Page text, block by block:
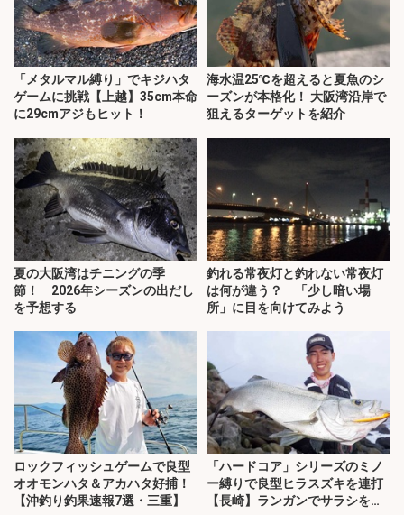
「メタルマル縛り」でキジハタ
ゲームに挑戦【上越】35cm本命
に29cmアジもヒット！
海水温25℃を超えると夏魚のシ
ーズンが本格化！ 大阪湾沿岸で
狙えるターゲットを紹介
夏の大阪湾はチニングの季
節！ 2026年シーズンの出だし
を予想する
釣れる常夜灯と釣れない常夜灯
は何が違う？ 「少し暗い場
所」に目を向けてみよう
ロックフィッシュゲームで良型
オオモンハタ＆アカハタ好捕！
【沖釣り釣果速報7選・三重】
「ハードコア」シリーズのミノ
ー縛りで良型ヒラスズキを連打
【長崎】ランガンでサラシを攻